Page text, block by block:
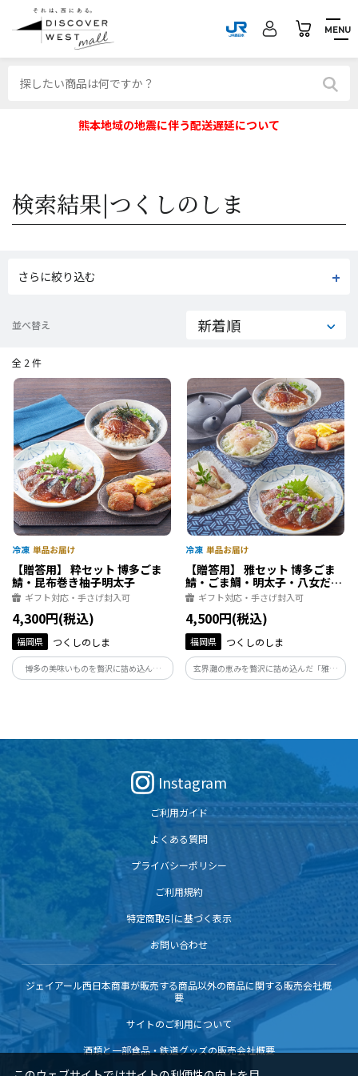
MENU
熊本地域の地震に伴う配送遅延について
検索結果|つくしのしま
さらに絞り込む
並べ替え
全 2 件
【贈答用】 粋セット 博多ごま
鯖・昆布巻き柚子明太子
ギフト対応・手さげ封入可
4,300円(税込)
福岡県 つくしのしま
博多の美味いものを贅沢に詰め込んだ
「粋セット」。博多名物の博多ごま鯖を
【贈答用】 雅セット 博多ごま
鯖・ごま鯛・明太子・八女だし
茶 ギフト対応・手さげ封入可
4,500円(税込)
福岡県 つくしのしま
玄界灘の恵みを贅沢に詰め込んだ「雅セ
ット」。博多名物ごま鯖＆ごま鯛、昆布
Instagram
ご利用ガイド
よくある質問
プライバシーポリシー
ご利用規約
特定商取引に基づく表示
お問い合わせ
ジェイアール西日本商事が販売する商品以外の商品に関する販売会社概
要
サイトのご利用について
酒類と一部食品・鉄道グッズの販売会社概要